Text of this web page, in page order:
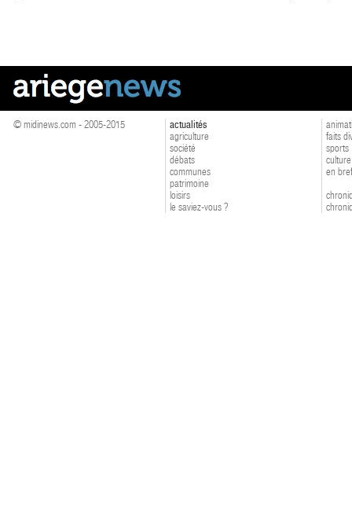
© midinews.com - 2005-2015
actualités
agriculture
société
débats
communes
patrimoine
loisirs
le saviez-vous ?
faits
sports
culture
en bref